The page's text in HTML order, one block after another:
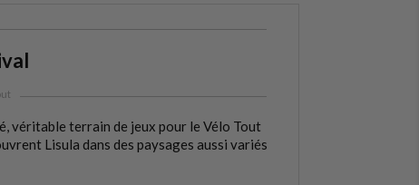
véritable terrain de jeux pour le Vélo Tout
Lisula dans des paysages aussi variés